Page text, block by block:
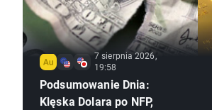
7 sierpnia 2026,
19:58
Podsumowanie Dnia:
Klęska Dolara po NFP,